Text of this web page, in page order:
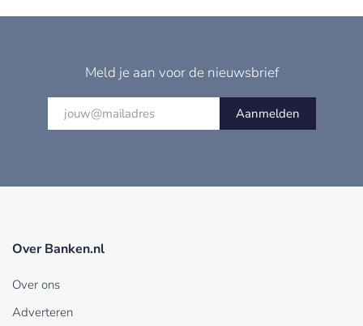
Meld je aan voor de nieuwsbrief
Aanmelden
Over Banken.nl
Over ons
Adverteren